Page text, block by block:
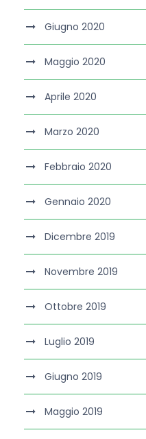
Giugno 2020
Maggio 2020
Aprile 2020
Marzo 2020
Febbraio 2020
Gennaio 2020
Dicembre 2019
Novembre 2019
Ottobre 2019
Luglio 2019
Giugno 2019
Maggio 2019